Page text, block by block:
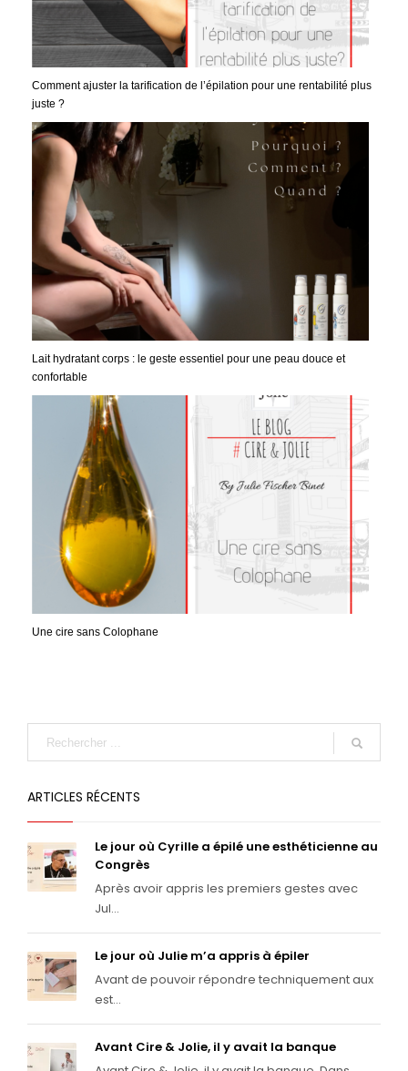
Comment ajuster la tarification de l’épilation pour une rentabilité plus
juste ?
Lait hydratant corps : le geste essentiel pour une peau douce et
confortable
Une cire sans Colophane
ARTICLES RÉCENTS
Le jour où Cyrille a épilé une esthéticienne au
Congrès
Après avoir appris les premiers gestes avec
Jul...
Le jour où Julie m’a appris à épiler
Avant de pouvoir répondre techniquement aux
est...
Avant Cire & Jolie, il y avait la banque